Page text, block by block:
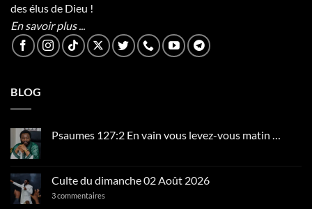
des élus de Dieu !
En savoir plus ...
BLOG
Psaumes 127:2 En vain vous levez-vous matin …
Psaumes
127:2
En
Culte du dimanche 02 Août 2026
3 commentaires